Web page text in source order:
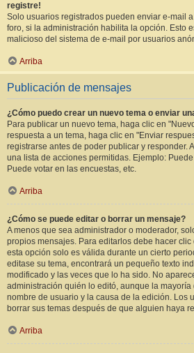
registre!
Solo usuarios registrados pueden enviar e-mail
foro, si la administración habilita la opción. Esto
malicioso del sistema de e-mail por usuarios
Arriba
Publicación de mensajes
¿Cómo puedo crear un nuevo tema o enviar
Para publicar un nuevo tema, haga clic en
respuesta a un tema, haga clic en "Enviar
registrarse antes de poder publicar y responder.
una lista de acciones permitidas. Ejemplo:
Puede votar en las encuestas, etc.
Arriba
¿Cómo se puede editar o borrar un mensaje?
A menos que sea administrador o moderador,
propios mensajes. Para editarlos debe hacer clic
esta opción solo es válida durante un cierto
editase su tema, encontrará un pequeño texto
modificado y las veces que lo ha sido. No
administración quién lo editó, aunque la
nombre de usuario y la causa de la edición. Los
borrar sus temas después de que alguien haya
Arriba